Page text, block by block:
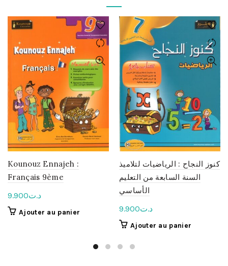
Kounouz Ennajeh :
Français 9ème
د.ت9.900
Ajouter au panier
كنوز النجاح : الرياضيات لتلاميذ
السنة السابعة من التعليم
الأساسي
د.ت9.900
Ajouter au panier